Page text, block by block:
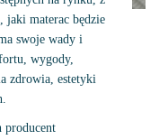
jaki materac będzie
swoje wady i
wygody,
zdrowia, estetyki
producent